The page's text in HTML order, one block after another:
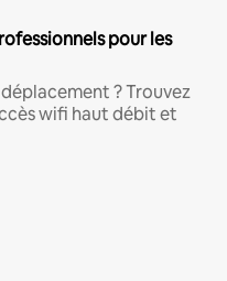
pour les
? Trouvez
wifi haut débit et